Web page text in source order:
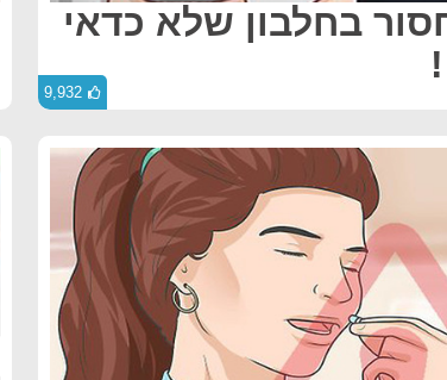
בחלבון שלא כדאי
9,932